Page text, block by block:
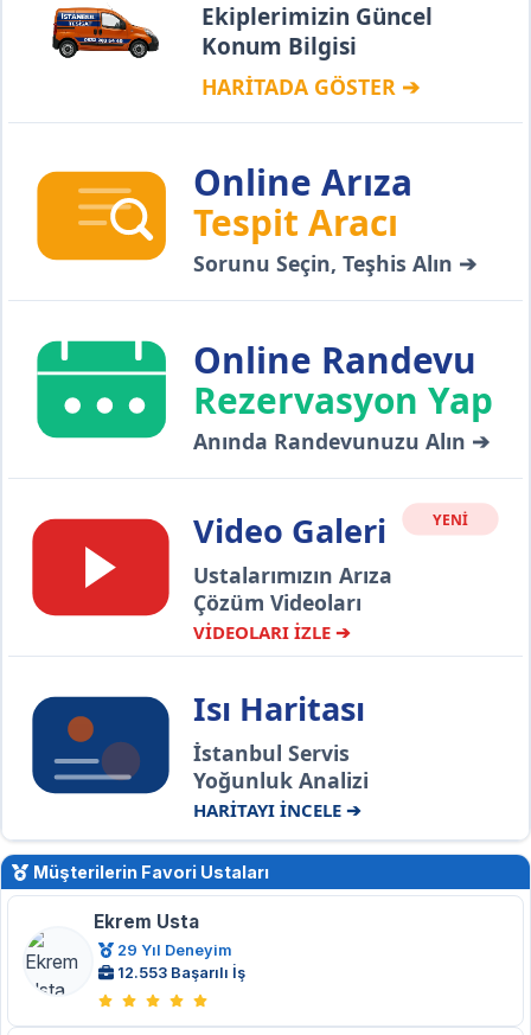
Ekiplerimizin Güncel
Konum Bilgisi
HARİTADA GÖSTER ➔
Online Arıza
Tespit Aracı
Sorunu Seçin, Teşhis Alın ➔
Online Randevu
Rezervasyon Yap
Anında Randevunuzu Alın ➔
Video Galeri YENİ
Ustalarımızın Arıza
Çözüm Videoları
VİDEOLARI İZLE ➔
Isı Haritası
İstanbul Servis
Yoğunluk Analizi
HARİTAYI İNCELE ➔
Müşterilerin Favori Ustaları
Ekrem Usta
29 Yıl Deneyim
12.553 Başarılı İş